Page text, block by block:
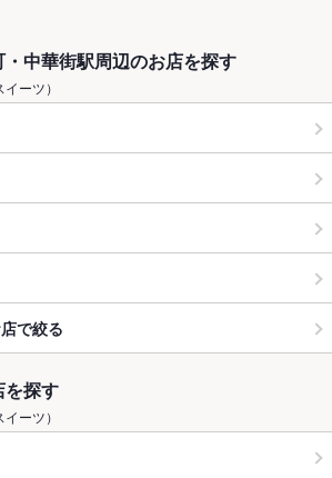
中華街駅周辺のお店を探す
ーツ）
で絞る
を探す
ーツ）